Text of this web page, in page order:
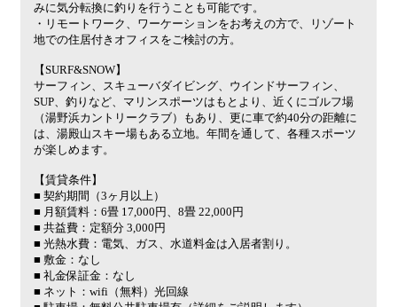
みに気分転換に釣りを行うことも可能です。
・リモートワーク、ワーケーションをお考えの方で、リゾート
地での住居付きオフィスをご検討の方。
【SURF&SNOW】
サーフィン、スキューバダイビング、ウインドサーフィン、
SUP、釣りなど、マリンスポーツはもとより、近くにゴルフ場
（湯野浜カントリークラブ）もあり、更に車で約40分の距離に
は、湯殿山スキー場もある立地。年間を通して、各種スポーツ
が楽しめます。
【賃貸条件】
■ 契約期間（3ヶ月以上）
■ 月額賃料：6畳 17,000円、8畳 22,000円
■ 共益費：定額分 3,000円
■ 光熱水費：電気、ガス、水道料金は入居者割り。
■ 敷金：なし
■ 礼金保証金：なし
■ ネット：wifi（無料）光回線